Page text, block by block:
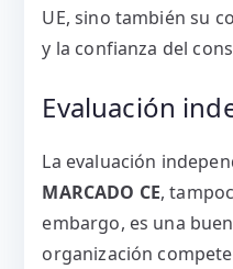
UE, sino también su
y la confianza del
Evaluación
La evaluación
MARCADO CE,
embargo, es una
organización